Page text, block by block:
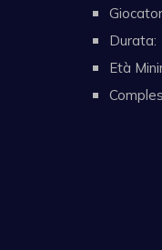
Durata:
Età